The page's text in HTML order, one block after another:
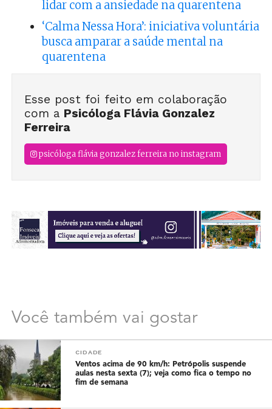
lidar com a ansiedade na quarentena
‘Calma Nessa Hora’: iniciativa voluntária
busca amparar a saúde mental na
quarentena
Esse post foi feito em colaboração
com a Psicóloga Flávia Gonzalez
Ferreira
psicóloga flávia gonzalez ferreira no instagram
Você também vai gostar
CIDADE
Ventos acima de 90 km/h: Petrópolis suspende
aulas nesta sexta (7); veja como fica o tempo no
fim de semana